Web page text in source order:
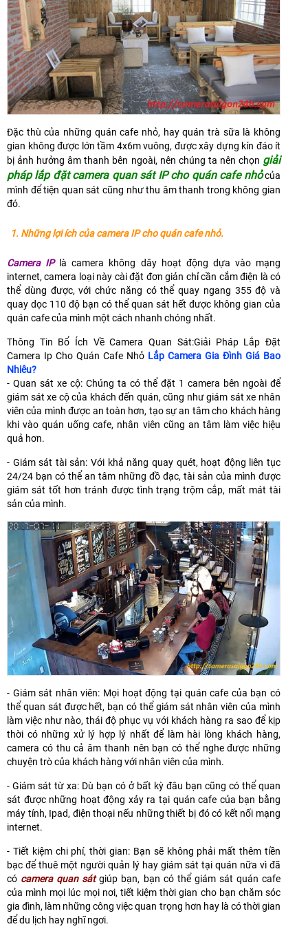
Đặc thù của những quán cafe nhỏ, hay quán trà sữa là không
gian không được lớn tầm 4x6m vuông, được xây dựng kín đáo ít
bị ảnh hưởng âm thanh bên ngoài, nên chúng ta nên chọn giải
pháp lắp đặt camera quan sát IP cho quán cafe nhỏcủa
mình để tiện quan sát cũng như thu âm thanh trong không gian
đó.
1. Những lợi ích của camera IP cho quán cafe nhỏ.
Camera IPlà camera không dây hoạt động dựa vào mạng
internet, camera loại này cài đặt đơn giản chỉ cần cắm điện là có
thể dùng được, với chức năng có thể quay ngang 355 độ và
quay dọc 110 độ bạn có thể quan sát hết được không gian của
quán cafe của mình một cách nhanh chóng nhất.
Thông Tin Bổ Ích Về Camera Quan Sát:Giải Pháp Lắp Đặt
Camera Ip Cho Quán Cafe Nhỏ Lắp Camera Gia Đình Giá Bao
Nhiêu?
- Quan sát xe cộ: Chúng ta có thể đặt 1 camera bên ngoài để
giám sát xe cộ của khách đến quán, cũng như giám sát xe nhân
viên của mình được an toàn hơn, tạo sự an tâm cho khách hàng
khi vào quán uống cafe, nhân viên cũng an tâm làm việc hiệu
quả hơn.
- Giám sát tài sản: Với khả năng quay quét, hoạt động liên tục
24/24 bạn có thể an tâm những đồ đạc, tài sản của mình được
giám sát tốt hơn tránh được tình trạng trộm cắp, mất mát tài
sản của mình.
- Giám sát nhân viên: Mọi hoạt động tại quán cafe của bạn có
thể quan sát được hết, bạn có thể giám sát nhân viên của mình
làm việc như nào, thái độ phục vụ với khách hàng ra sao để kịp
thời có những xử lý hợp lý nhất để làm hài lòng khách hàng,
camera có thu cả âm thanh nên bạn có thể nghe được những
chuyện trò của khách hàng với nhân viên của mình.
- Giám sát từ xa: Dù bạn có ở bất kỳ đâu bạn cũng có thể quan
sát được những hoạt động xảy ra tại quán cafe của bạn bằng
máy tính, Ipad, điện thoại nếu những thiết bị đó có kết nối mạng
internet.
- Tiết kiệm chi phí, thời gian: Bạn sẽ không phải mất thêm tiền
bạc để thuê một người quản lý hay giám sát tại quán nữa vì đã
có camera quan sátgiúp bạn, bạn có thể giám sát quán cafe
của mình mọi lúc mọi nơi, tiết kiệm thời gian cho bạn chăm sóc
gia đình, làm những công việc quan trọng hơn hay là có thời gian
để du lịch hay nghĩ ngơi.